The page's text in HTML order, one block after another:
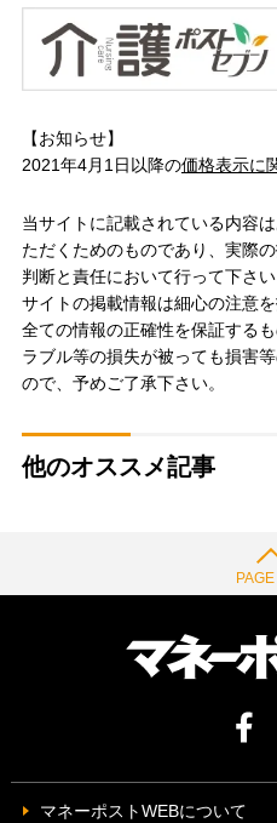
【お知らせ】
2021年4月1日以降の価格表示に
当サイトに記載されている内容
ただくためのものであり、実際
判断と責任において行って下さ
サイトの掲載情報は細心の注意
全ての情報の正確性を保証する
ラブル等の損失が被っても損害
ので、予めご了承下さい。
他のオススメ記事
マネーポストWEBについて